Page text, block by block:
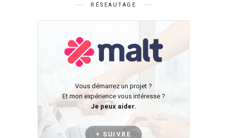
RÉSEAUTAGE
Vous démarrez un projet ?
Et mon expérience vous intéresse ?
Je peux aider.
+ SUIVRE